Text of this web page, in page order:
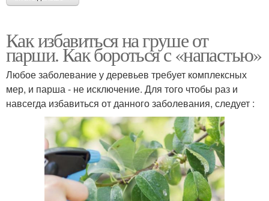
Как избавиться на груше от
парши. Как бороться с «напастью»
Любое заболевание у деревьев требует комплексных
мер, и парша - не исключение. Для того чтобы раз и
навсегда избавиться от данного заболевания, следует :